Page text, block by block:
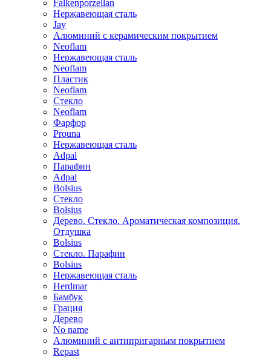
Falkenporzellan
Нержавеющая сталь
Jay
Алюминий с керамическим покрытием
Neoflam
Нержавеющая сталь
Neoflam
Пластик
Neoflam
Стекло
Neoflam
Фарфор
Prouna
Нержавеющая сталь
Adpal
Парафин
Adpal
Bolsius
Стекло
Bolsius
Дерево. Стекло. Ароматическая композиция.
Отдушка
Bolsius
Стекло. Парафин
Bolsius
Нержавеющая сталь
Herdmar
Бамбук
Грация
Дерево
No name
Алюминий с антипригарным покрытием
Repast